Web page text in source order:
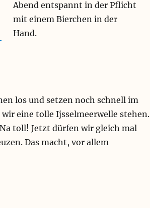
Abend entspannt in der Pflicht
mit einem Bierchen in der
Hand.
los und setzen noch schnell im
wir eine tolle Ijsselmeerwelle stehen.
toll! Jetzt dürfen wir gleich mal
Das macht, vor allem